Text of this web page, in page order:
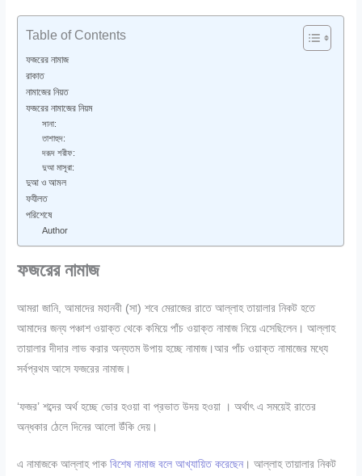
Table of Contents
ফজরের নামাজ
রাকাত
নামাজের নিয়ত
ফজরের নামাজের নিয়ম
সানা:
তাশাহুদ:
দরূদ শরীফ:
দুআ মাসূরা:
দুআ ও আমল
ফযীলত
পরিশেষে
Author
ফজরের নামাজ
আমরা জানি, আমাদের মহানবী (সা) শবে মেরাজের রাতে আল্লাহ তায়ালার নিকট হতে
আমাদের জন্য পঞ্চাশ ওয়াক্ত থেকে কমিয়ে পাঁচ ওয়াক্ত নামাজ নিয়ে এসেছিলেন। আল্লাহ
তায়ালার দীদার লাভ করার অন্যতম উপায় হচ্ছে নামাজ।আর পাঁচ ওয়াক্ত নামাজের মধ্যে
সর্বপ্রথম আসে ফজরের নামাজ।
‘ফজর’ শব্দের অর্থ হচ্ছে ভোর হওয়া বা প্রভাত উদয় হওয়া । অর্থাৎ এ সময়েই রাতের
অন্ধকার ঠেলে দিনের আলো উঁকি দেয়।
এ নামাজকে আল্লাহ পাকবিশেষ নামাজ বলে আখ্যায়িত করেছেন । আল্লাহ তায়ালার নিকট